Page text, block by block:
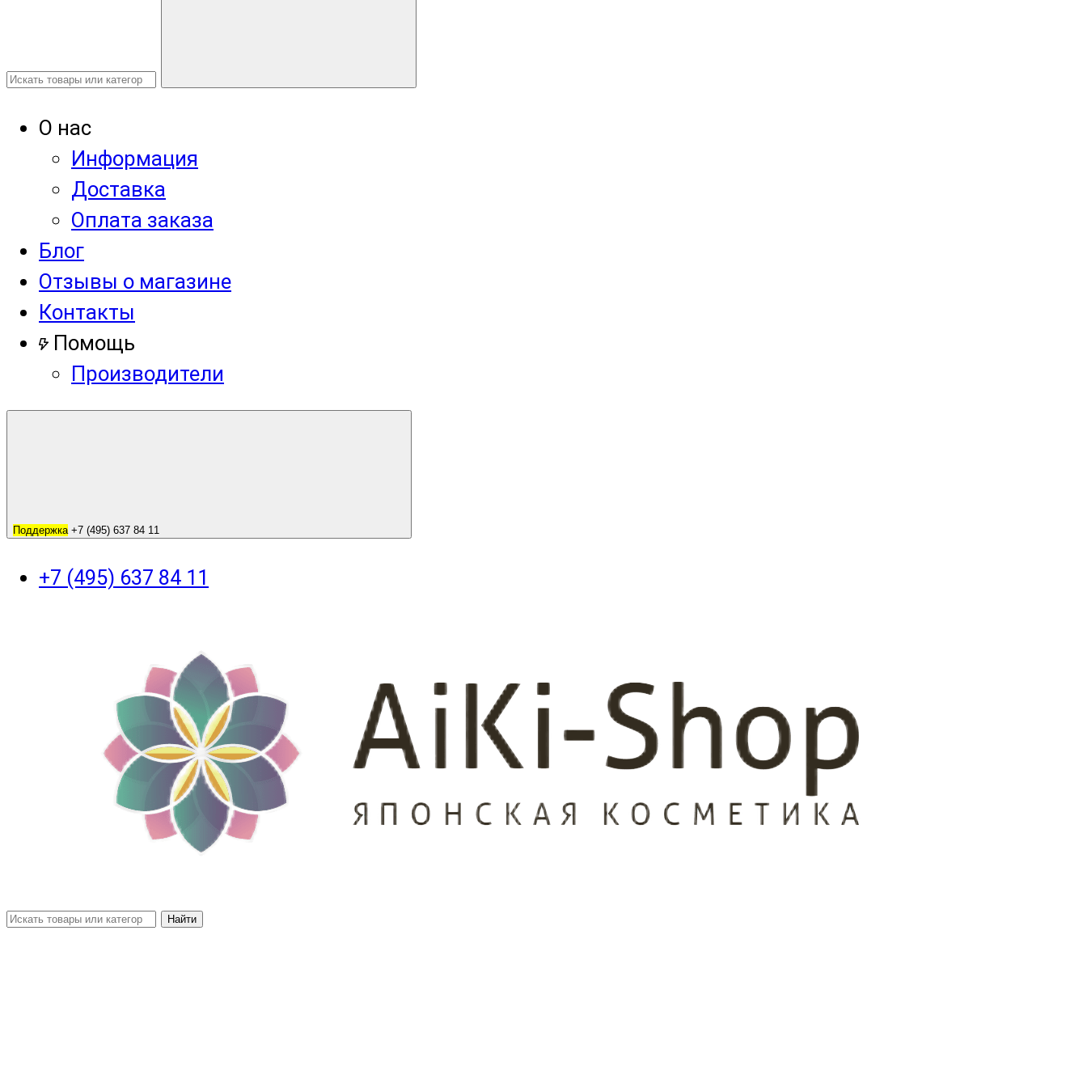
О нас
Информация
Доставка
Оплата заказа
Блог
Отзывы о магазине
Контакты
Помощь
Производители
Поддержка +7 (495) 637 84 11
+7 (495) 637 84 11
Найти